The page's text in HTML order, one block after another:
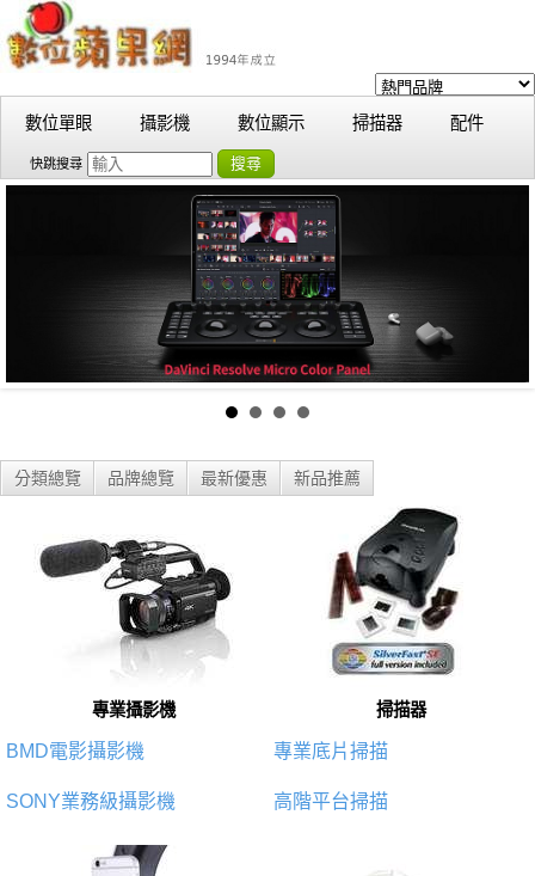
數位單眼 攝影機 數位顯示 掃描器 配件
快跳搜尋 搜尋
分類總覽 品牌總覽 最新優惠 新品推薦
專業攝影機
BMD電影攝影機
SONY業務級攝影機
掃描器
專業底片掃描
高階平台掃描